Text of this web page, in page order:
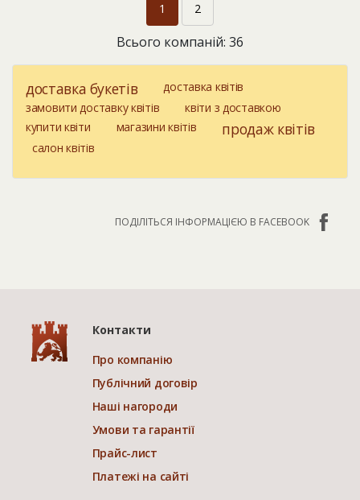
1 2
Всього компаній: 36
доставка букетів
доставка квітів
замовити доставку квітів
квіти з доставкою
купити квіти
магазини квітів продаж квітів
салон квітів
ПОДІЛІТЬСЯ ІНФОРМАЦІЄЮ В FACEBOOK
Контакти
Про компанію
Публічний договір
Наші нагороди
Умови та гарантії
Прайс-лист
Платежі на сайті